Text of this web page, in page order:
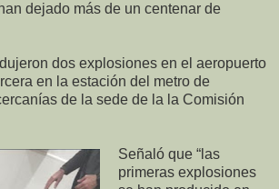
dejado más de un centenar de
dos explosiones en el aeropuerto
en la estación del metro de
de la sede de la la Comisión
Señaló que “las
primeras explosiones